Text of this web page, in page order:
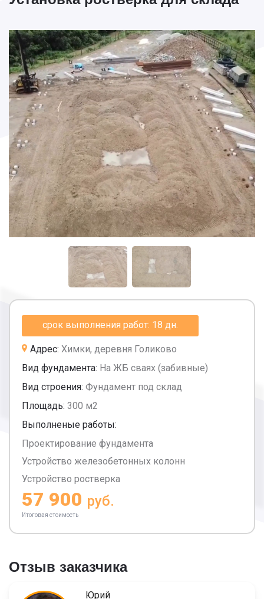
срок выполнения работ: 18 дн.
Адрес: Химки, деревня Голиково
Вид фундамента: На ЖБ сваях (забивные)
Вид строения: Фундамент под склад
Площадь: 300 м2
Выполненые работы:
Проектирование фундамента
Устройство железобетонных колонн
Устройство ростверка
57 900 руб.
Итоговая стоимость
Отзыв заказчика
Юрий